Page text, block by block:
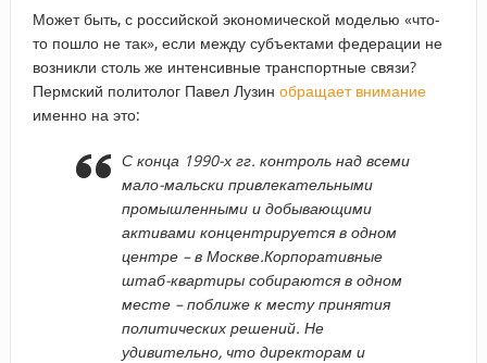
Может быть, с российской экономической моделью «что-
то пошло не так», если между субъектами федерации не
возникли столь же интенсивные транспортные связи?
Пермский политолог Павел Лузин обращает внимание
именно на это:
С конца 1990-х гг. контроль над всеми
мало-мальски привлекательными
промышленными и добывающими
активами концентрируется в одном
центре – в Москве.Корпоративные
штаб-квартиры собираются в одном
месте – поближе к месту принятия
политических решений. Не
удивительно, что директорам и